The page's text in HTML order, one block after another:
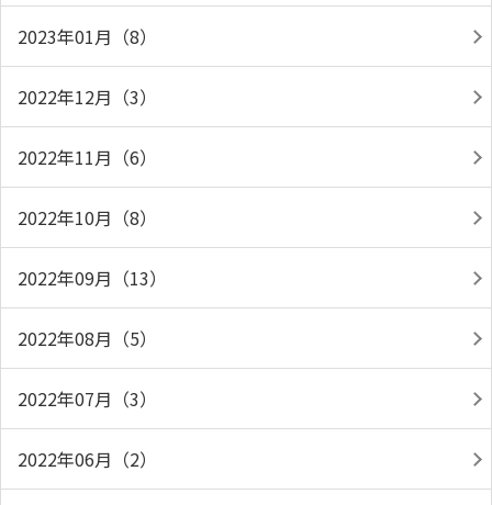
2023年01月（8）
2022年12月（3）
2022年11月（6）
2022年10月（8）
2022年09月（13）
2022年08月（5）
2022年07月（3）
2022年06月（2）